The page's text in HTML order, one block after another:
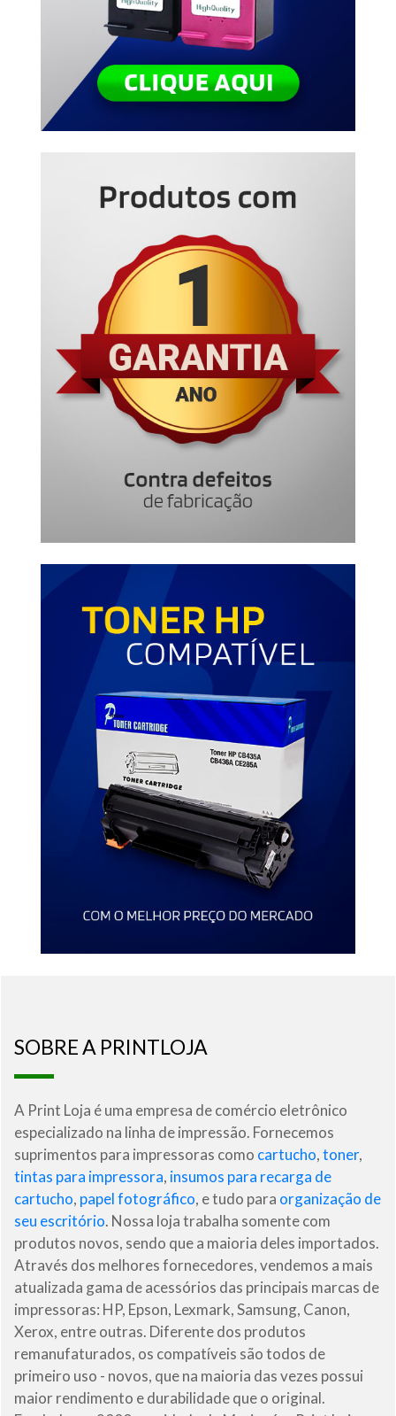
SOBRE A PRINTLOJA
A Print Loja é uma empresa de comércio eletrônico
especializado na linha de impressão. Fornecemos
suprimentos para impressoras como cartucho,toner,
tintas para impressora, insumos para recarga de
cartucho, papel fotográfico, e tudo para organização de
seu escritório. Nossa loja trabalha somente com
produtos novos, sendo que a maioria deles importados.
Através dos melhores fornecedores, vendemos a mais
atualizada gama de acessórios das principais marcas de
impressoras: HP, Epson, Lexmark, Samsung, Canon,
Xerox, entre outras. Diferente dos produtos
remanufaturados, os compatíveis são todos de
primeiro uso - novos, que na maioria das vezes possui
maior rendimento e durabilidade que o original.